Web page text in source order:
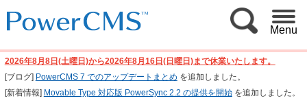
Menu
2026年8月8日(土曜日)から2026年8月16日(日曜日)まで休業いたします。
[ブログ] PowerCMS 7 でのアップデートまとめ を追加しました。
[新着情報] Movable Type 対応版 PowerSync 2.2 の提供を開始を追加しました。